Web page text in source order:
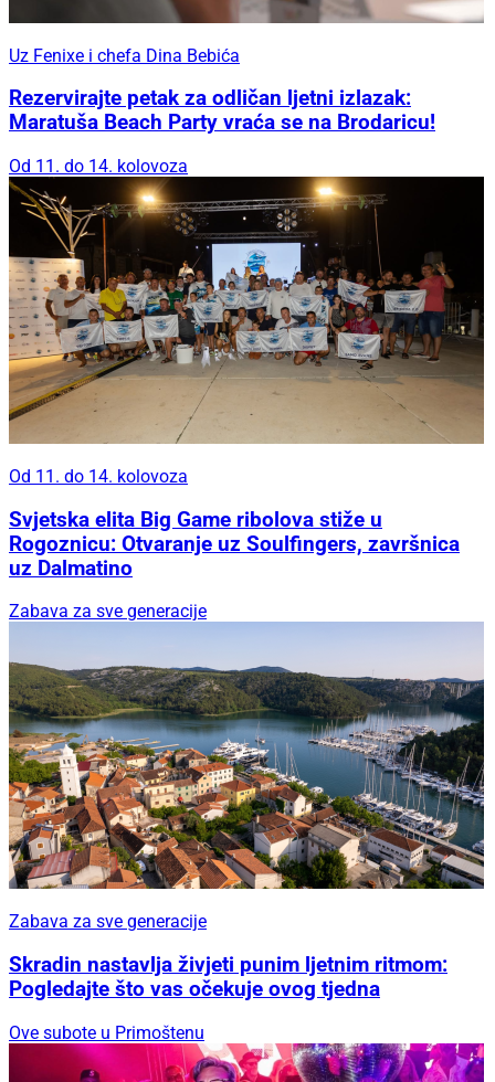
Uz Fenixe i chefa Dina Bebića
Rezervirajte petak za odličan ljetni izlazak:
Maratuša Beach Party vraća se na Brodaricu!
Od 11. do 14. kolovoza
Od 11. do 14. kolovoza
Svjetska elita Big Game ribolova stiže u
Rogoznicu: Otvaranje uz Soulfingers, završnica
uz Dalmatino
Zabava za sve generacije
Zabava za sve generacije
Skradin nastavlja živjeti punim ljetnim ritmom:
Pogledajte što vas očekuje ovog tjedna
Ove subote u Primoštenu